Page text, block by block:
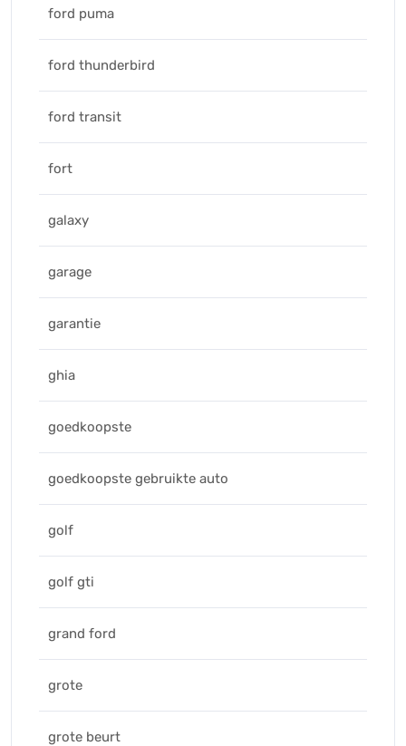
ford puma
ford thunderbird
ford transit
fort
galaxy
garage
garantie
ghia
goedkoopste
goedkoopste gebruikte auto
golf
golf gti
grand ford
grote
grote beurt